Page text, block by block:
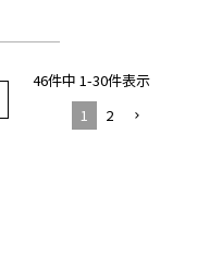
46件中 1-30件表示
1
2